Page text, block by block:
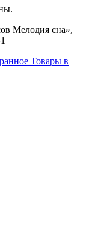
Мелодия сна»,
Товары в